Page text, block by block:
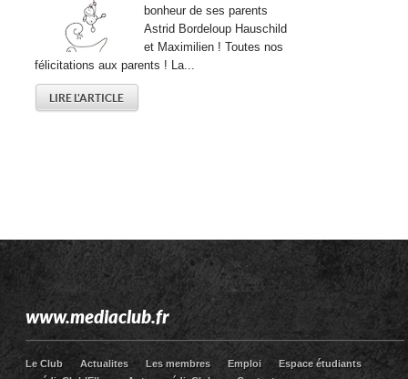
bonheur de ses parents
Astrid Bordeloup Hauschild
et Maximilien ! Toutes nos
félicitations aux parents ! La...
LIRE L'ARTICLE
www.mediaclub.fr
Le Club Actualites Les membres Emploi
Espace étudiants